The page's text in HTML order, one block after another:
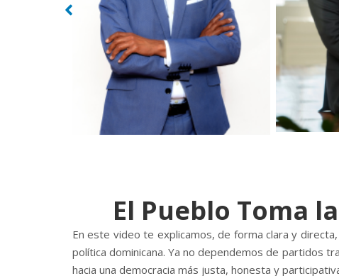
El Pueblo Toma
En este video te explicamos, de forma clara y
política dominicana. Ya no dependemos de partidos
hacia una democracia más justa, honesta y